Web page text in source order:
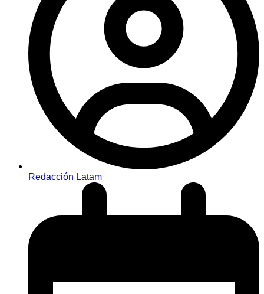
Redacción Latam